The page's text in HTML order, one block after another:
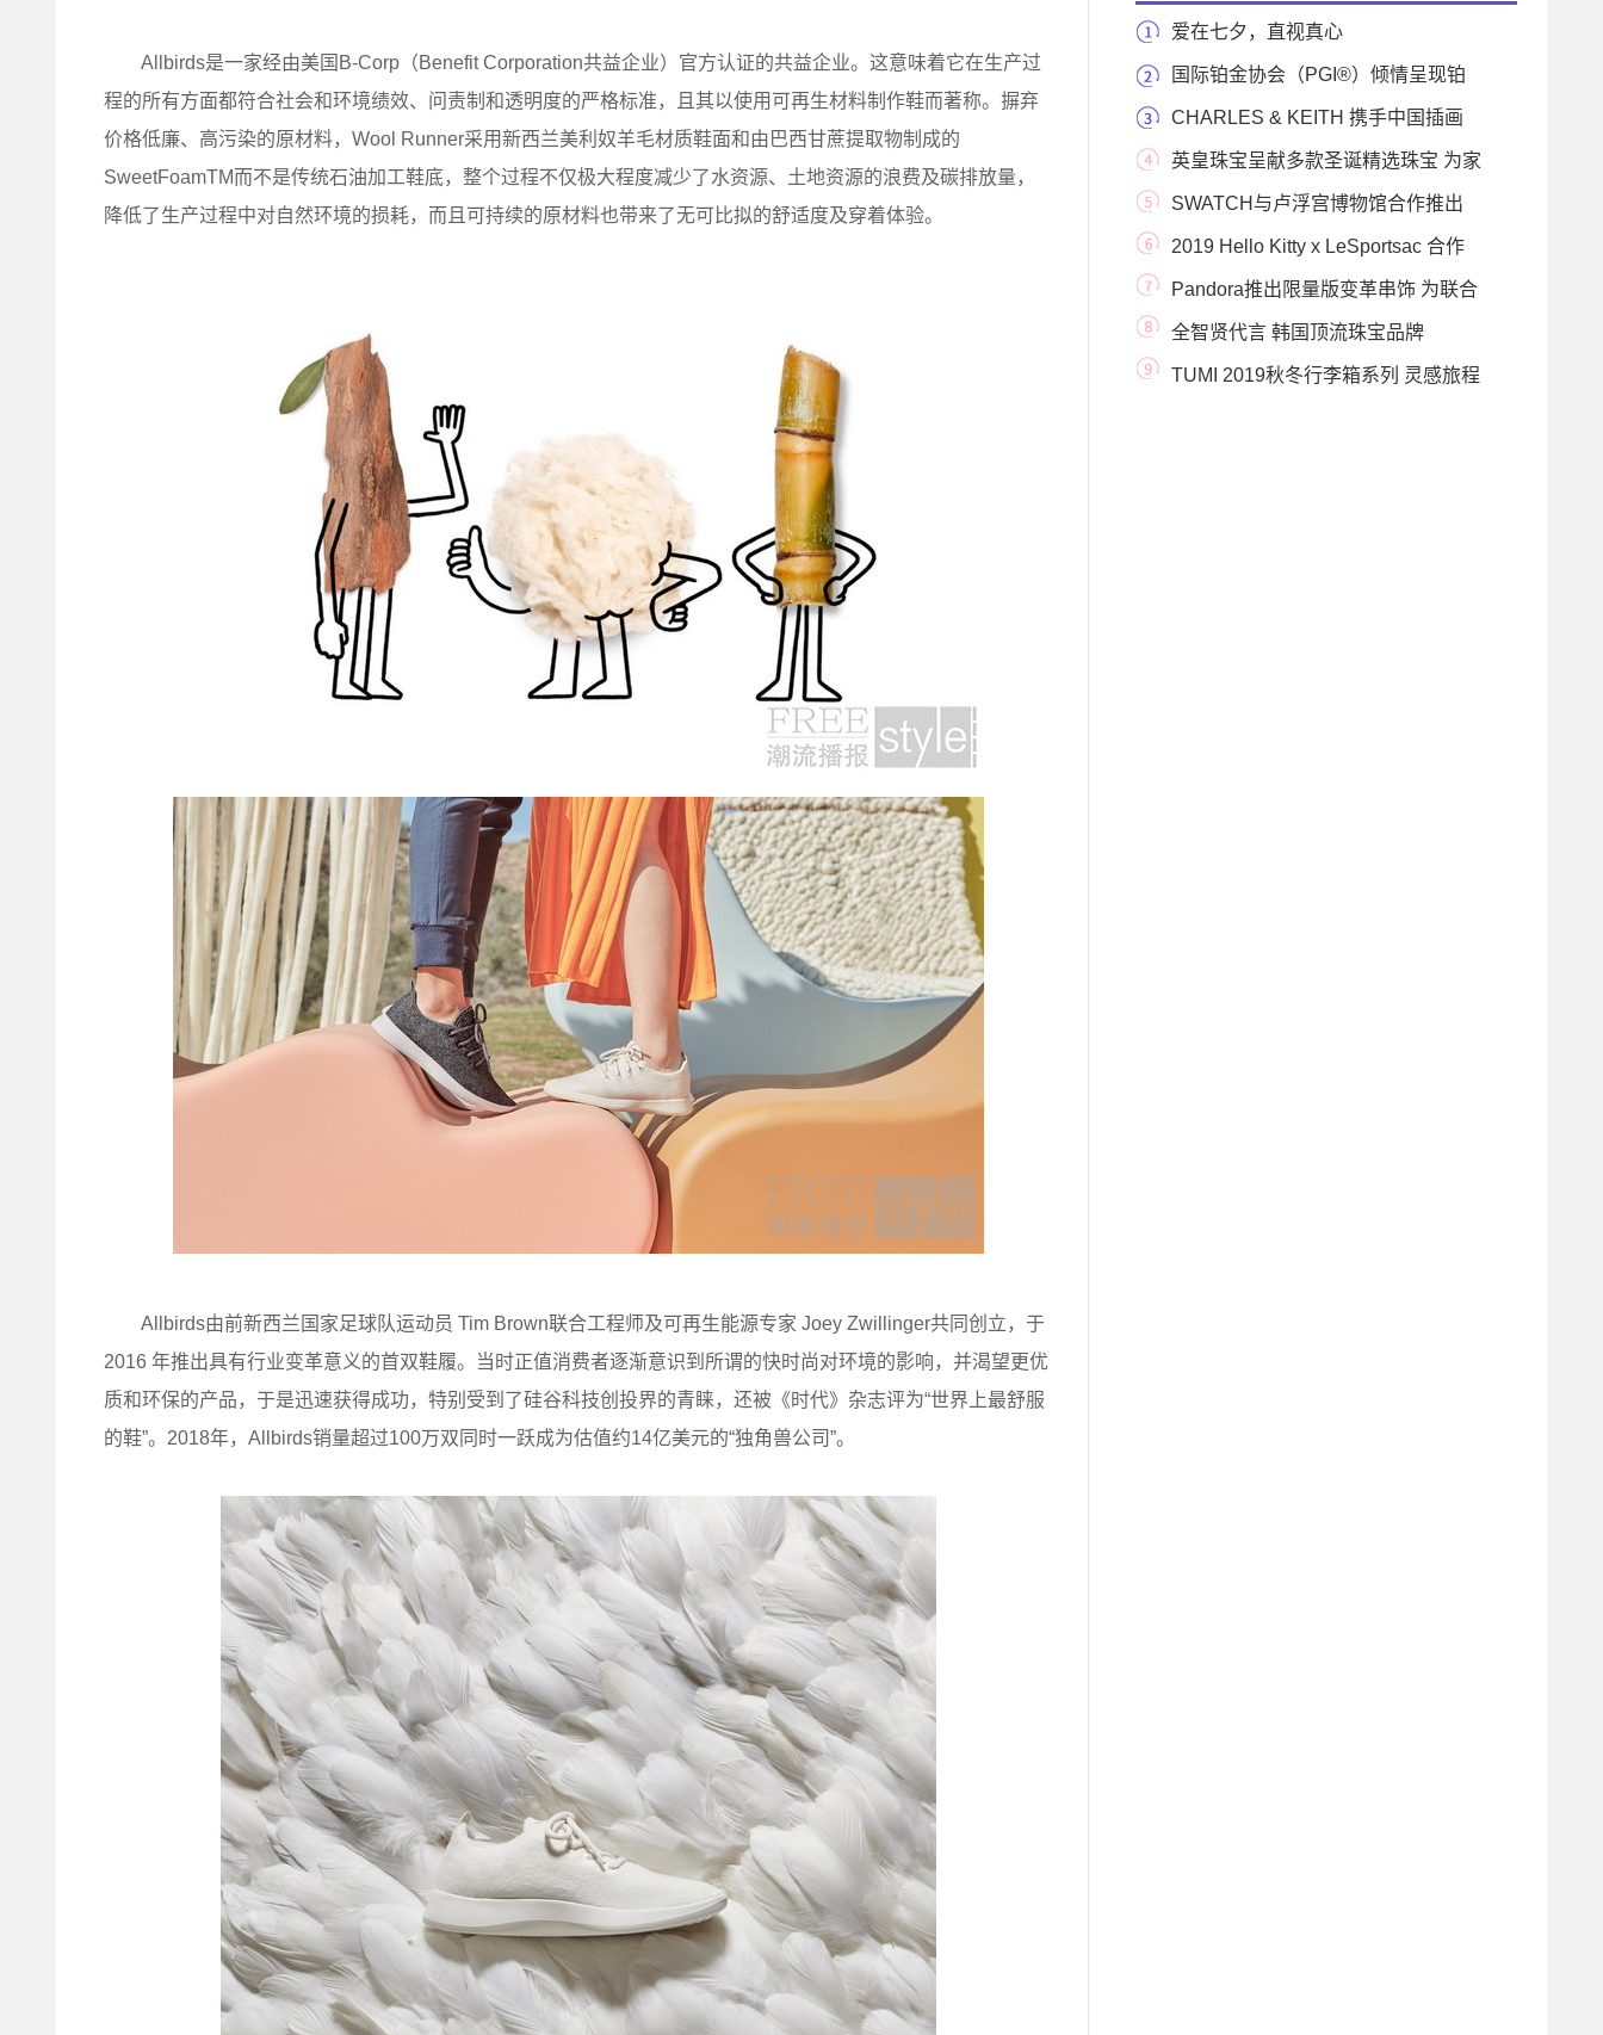
Allbirds是一家经由美国B-Corp（Benefit Corporation共益企业）官方认证的共益企业。这意味着它在生产过
程的所有方面都符合社会和环境绩效、问责制和透明度的严格标准，且其以使用可再生材料制作鞋而著称。摒弃
价格低廉、高污染的原材料，Wool Runner采用新西兰美利奴羊毛材质鞋面和由巴西甘蔗提取物制成的
SweetFoamTM而不是传统石油加工鞋底，整个过程不仅极大程度减少了水资源、土地资源的浪费及碳排放量，
降低了生产过程中对自然环境的损耗，而且可持续的原材料也带来了无可比拟的舒适度及穿着体验。
Allbirds由前新西兰国家足球队运动员 Tim Brown联合工程师及可再生能源专家 Joey Zwillinger共同创立，于
2016 年推出具有行业变革意义的首双鞋履。当时正值消费者逐渐意识到所谓的快时尚对环境的影响，并渴望更优
质和环保的产品，于是迅速获得成功，特别受到了硅谷科技创投界的青睐，还被《时代》杂志评为“世界上最舒服
的鞋”。2018年，Allbirds销量超过100万双同时一跃成为估值约14亿美元的“独角兽公司”。
爱在七夕，直视真心
国际铂金协会（PGI®）倾情呈现铂
金婚戒全新大片
CHARLES & KEITH 携手中国插画
师卤猫 (OAMUL) 推出特
英皇珠宝呈献多款圣诞精选珠宝 为家
人、朋友、
SWATCH与卢浮宫博物馆合作推出
全新SWATCH X YOU设计
2019 Hello Kitty x LeSportsac 合作
系列 Pandora推出限量版变革串饰 为联合
国儿童基金会提
全智贤代言 韩国顶流珠宝品牌
STONEHENgE斯通亨奇
TUMI 2019秋冬行李箱系列 灵感旅程